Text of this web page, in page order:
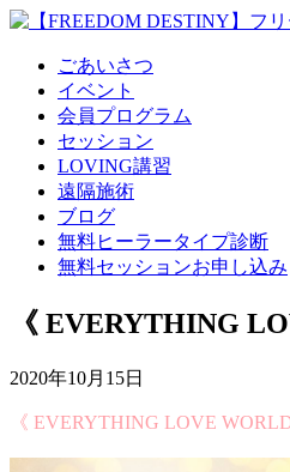
ごあいさつ
イベント
会員プログラム
セッション
LOVING講習
遠隔施術
ブログ
無料ヒーラータイプ診断
無料セッションお申し込み
《 EVERYTHING
2020年10月15日
《 EVERYTHING LOVE